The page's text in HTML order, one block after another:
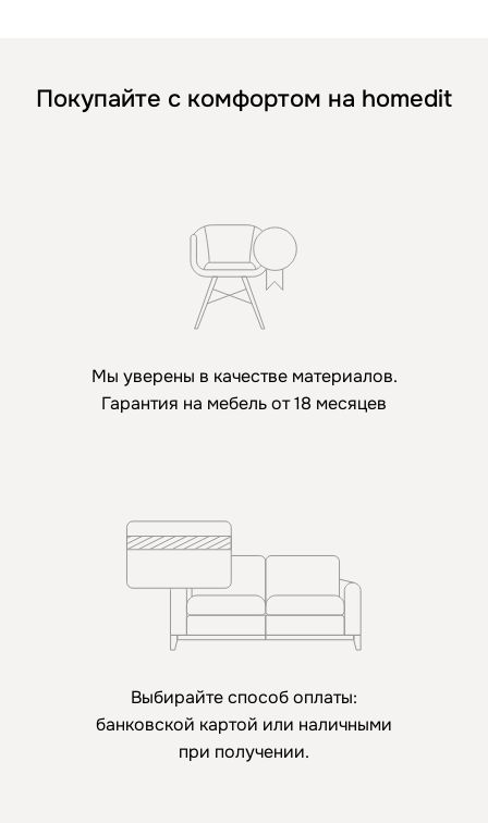
Покупайте с комфортом на homedit
Мы уверены в качестве материалов.
Гарантия на мебель от 18 месяцев
Выбирайте способ оплаты:
банковской картой или наличными
при получении.